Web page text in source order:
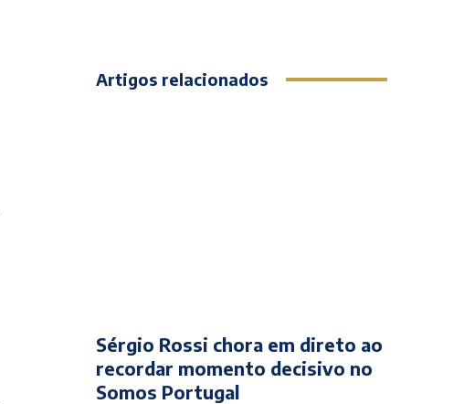
Artigos relacionados
Sérgio Rossi chora em direto ao
recordar momento decisivo no
Somos Portugal